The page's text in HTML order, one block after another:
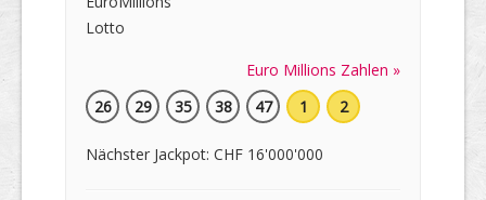
Euro Millions Zahlen »
26
29 35 38 47 1 2
Nächster Jackpot: CHF 16'000'000